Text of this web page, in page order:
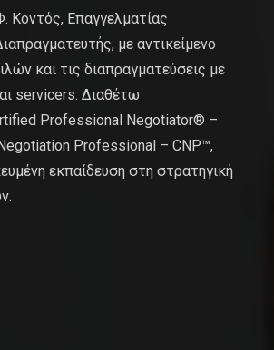
Κοντός, Επαγγελματίας
με αντικείμενο
και τις διαπραγματεύσεις με
servicers. Διαθέτω
Professional Negotiator® –
Professional – CNP™,
εκπαίδευση στη στρατηγική